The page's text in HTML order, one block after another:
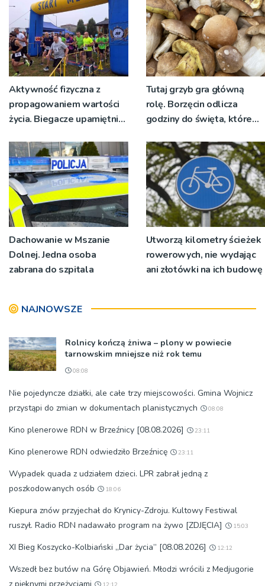
Aktywność fizyczna z
propagowaniem wartości
życia. Biegacze upamiętnili
Tutaj grzyb gra główną
rolę. Borzęcin odlicza
godziny do święta, które
pokoleń
Dachowanie w Mszanie
Dolnej. Jedna osoba
zabrana do szpitala
Utworzą kilometry ścieżek
rowerowych, nie wydając
ani złotówki na ich budowę
NAJNOWSZE
Rolnicy kończą żniwa – plony w powiecie
tarnowskim mniejsze niż rok temu
08:08
Nie pojedyncze działki, ale całe trzy miejscowości. Gmina Wojnicz
przystąpi do zmian w dokumentach planistycznych
08:08
Kino plenerowe RDN w Brzeźnicy [08.08.2026] 23:11
Kino plenerowe RDN odwiedziło Brzeźnicę 23:11
Wypadek quada z udziałem dzieci. LPR zabrał jedną z
poszkodowanych osób
18:06
Kiepura znów przyjechał do Krynicy-Zdroju. Kultowy Festiwal
ruszył. Radio RDN nadawało program na żywo [ZDJĘCIA]
15:03
XI Bieg Koszycko-Kolbiański „Dar życia” [08.08.2026] 12:12
Wszedł bez butów na Górę Objawień. Młodzi wrócili z Medjugorie